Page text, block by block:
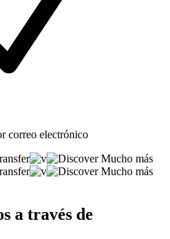
correo electrónico
Mucho más
Mucho más
a través de